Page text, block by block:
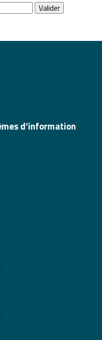
d’information